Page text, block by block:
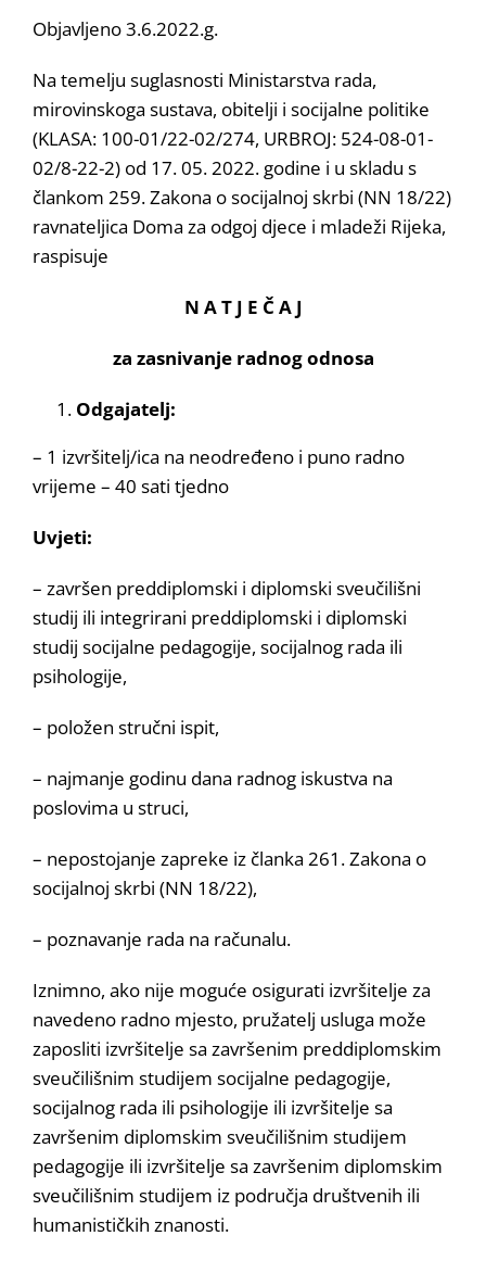
Objavljeno 3.6.2022.g.
Na temelju suglasnosti Ministarstva rada,
mirovinskoga sustava, obitelji i socijalne politike
(KLASA: 100-01/22-02/274, URBROJ: 524-08-01-
02/8-22-2) od 17. 05. 2022. godine i u skladu s
člankom 259. Zakona o socijalnoj skrbi (NN 18/22)
ravnateljica Doma za odgoj djece i mladeži Rijeka,
raspisuje
N A T J E Č A J
za zasnivanje radnog odnosa
Odgajatelj:
– 1 izvršitelj/ica na neodređeno i puno radno
vrijeme – 40 sati tjedno
Uvjeti:
– završen preddiplomski i diplomski sveučilišni
studij ili integrirani preddiplomski i diplomski
studij socijalne pedagogije, socijalnog rada ili
psihologije,
– položen stručni ispit,
– najmanje godinu dana radnog iskustva na
poslovima u struci,
– nepostojanje zapreke iz članka 261. Zakona o
socijalnoj skrbi (NN 18/22),
– poznavanje rada na računalu.
Iznimno, ako nije moguće osigurati izvršitelje za
navedeno radno mjesto, pružatelj usluga može
zaposliti izvršitelje sa završenim preddiplomskim
sveučilišnim studijem socijalne pedagogije,
socijalnog rada ili psihologije ili izvršitelje sa
završenim diplomskim sveučilišnim studijem
pedagogije ili izvršitelje sa završenim diplomskim
sveučilišnim studijem iz područja društvenih ili
humanističkih znanosti.